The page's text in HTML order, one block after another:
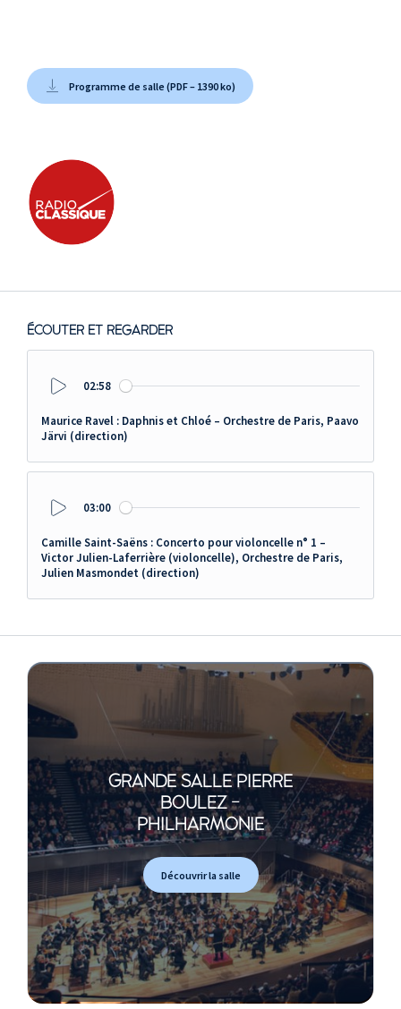
Programme de salle (PDF – 1390 ko)
ÉCOUTER ET REGARDER
02:58
Maurice Ravel : Daphnis et Chloé – Orchestre de Paris, Paavo
Järvi (direction)
03:00
Camille Saint-Saëns : Concerto pour violoncelle n° 1 –
Victor Julien-Laferrière (violoncelle), Orchestre de Paris,
Julien Masmondet (direction)
GRANDE SALLE PIERRE
BOULEZ -
PHILHARMONIE
Découvrir la salle